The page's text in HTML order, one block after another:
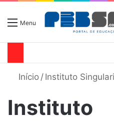
Menu
Início / Instituto
Instituto